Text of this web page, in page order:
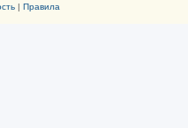
| Правила